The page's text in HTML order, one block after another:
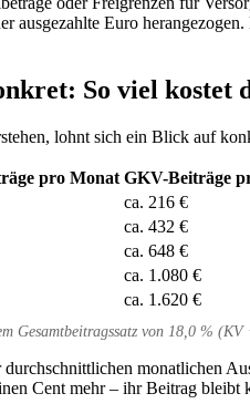
ausgezahlte Euro
So viel kostet
lohnt sich ein Blick auf
pro Monat GKV-Beiträge
ca. 216 €
ca. 432 €
ca. 648 €
ca. 1.080 €
ca. 1.620 €
Gesamtbeitragssatz von 18,0 %
monatlichen
Cent mehr – ihr Beitrag